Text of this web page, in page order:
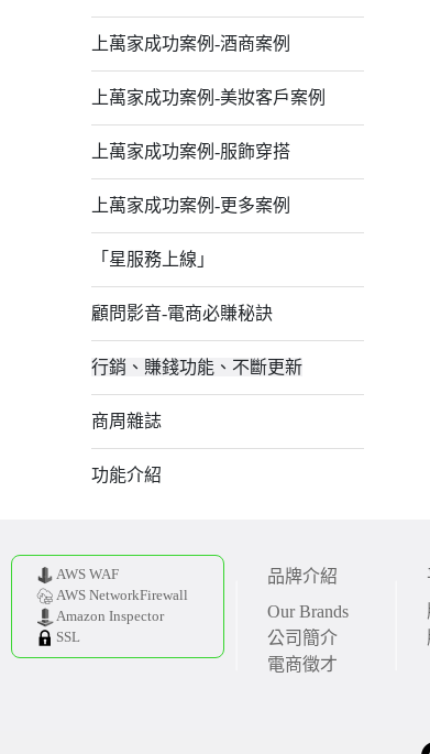
上萬家成功案例-酒商案例
上萬家成功案例-美妝客戶案例
上萬家成功案例-服飾穿搭
上萬家成功案例-更多案例
「星服務上線」
顧問影音-電商必賺秘訣
行銷、賺錢功能、不斷更新
商周雜誌
功能介紹
AWS WAF
AWS NetworkFirewall
Amazon Inspector
SSL
品牌介紹
Our Brands
公司簡介
電商徵才